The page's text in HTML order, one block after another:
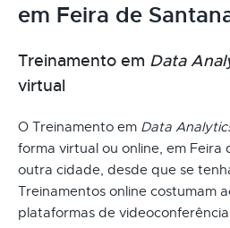
em Feira de
Treinamento em Data
virtual
O Treinamento em Data
forma virtual ou online, em
outra cidade, desde que se
Treinamentos online costumam
plataformas de